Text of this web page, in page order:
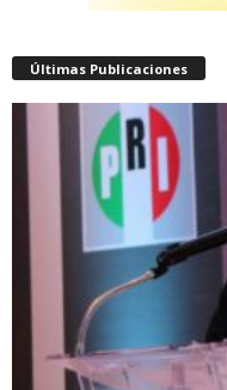
Últimas Publicaciones